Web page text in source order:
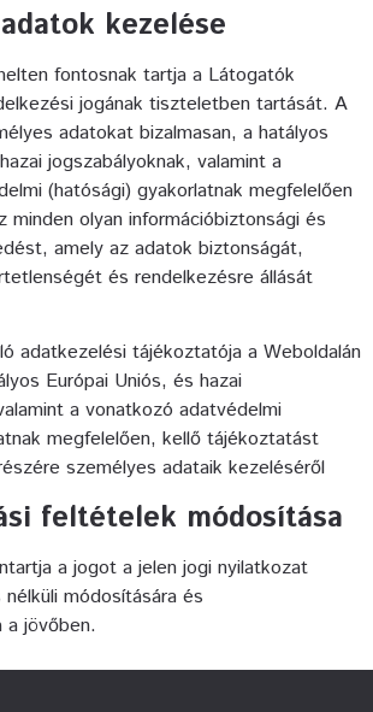
kezelése
fontosnak tartja a Látogatók
jogának tiszteletben tartását. A
adatokat bizalmasan, a hatályos
jogszabályoknak, valamint a
(hatósági) gyakorlatnak megfelelően
olyan információbiztonsági és
amely az adatok biztonságát,
és rendelkezésre állását
adatkezelési tájékoztatója a Weboldalán
Európai Uniós, és hazai
a vonatkozó adatvédelmi
megfelelően, kellő tájékoztatást
személyes adataik kezeléséről
feltételek módosítása
a jogot a jelen jogi nyilatkozat
módosítására és
a jövőben.